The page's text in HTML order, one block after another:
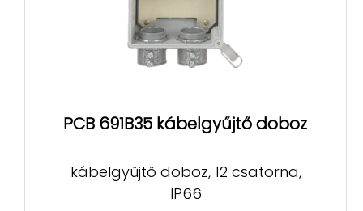
PCB 691B35 kábelgyűjtő doboz
kábelgyűjtő doboz, 12 csatorna,
IP66